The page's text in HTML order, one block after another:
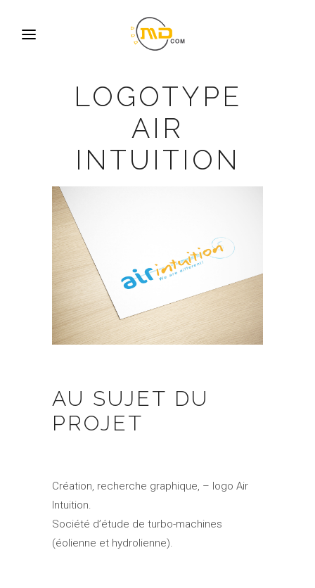
LOGOTYPE
AIR
INTUITION
AU SUJET DU
PROJET
Création, recherche graphique, – logo Air
Intuition.
Société d’étude de turbo-machines
(éolienne et hydrolienne).